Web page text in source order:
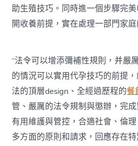
助生殖技巧。同時進一個步驟完
開收養前提，實在處理一部門家庭
“法令可以增添彌補性規則，并嚴
的情況可以實用代孕技巧的前提
法的頂層design、全經過歷程的餐
管、嚴厲的法令規制與懲辦，完
有用維護與管控，合適社會、倫
多方面的原則和請求，回應存在